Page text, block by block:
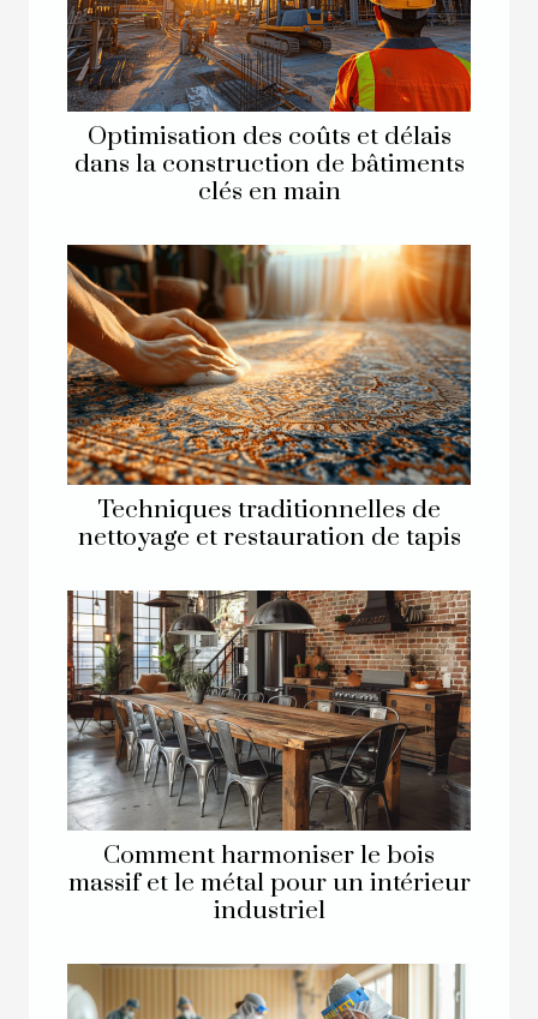
Optimisation des coûts et délais
dans la construction de bâtiments
clés en main
Techniques traditionnelles de
nettoyage et restauration de tapis
Comment harmoniser le bois
massif et le métal pour un intérieur
industriel